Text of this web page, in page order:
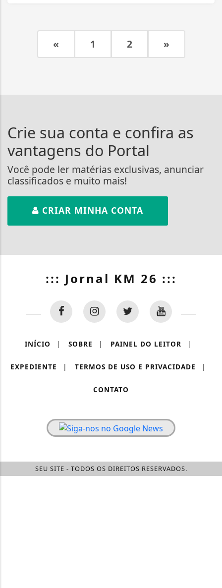
« 1 2 »
Crie sua conta e confira as
vantagens do Portal
Você pode ler matérias exclusivas, anunciar
classificados e muito mais!
CRIAR MINHA CONTA
::: Jornal KM 26 :::
INÍCIO | SOBRE | PAINEL DO LEITOR |
EXPEDIENTE | TERMOS DE USO E PRIVACIDADE |
CONTATO
SEU SITE - TODOS OS DIREITOS RESERVADOS.